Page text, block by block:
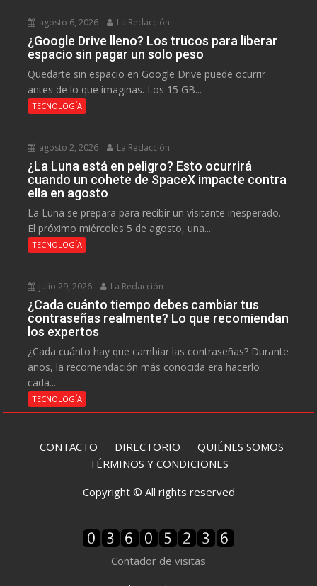
agosto 6, 2026 La Redacción
¿Google Drive lleno? Los trucos para liberar
espacio sin pagar un solo peso
Quedarte sin espacio en Google Drive puede ocurrir
antes de lo que imaginas. Los 15 GB...
TECNOLOGÍA
agosto 2, 2026 La Redacción
¿La Luna está en peligro? Esto ocurrirá
cuando un cohete de SpaceX impacte contra
ella en agosto
La Luna se prepara para recibir un visitante inesperado.
El próximo miércoles 5 de agosto, una...
TECNOLOGÍA
julio 29, 2026 La Redacción
¿Cada cuánto tiempo debes cambiar tus
contraseñas realmente? Lo que recomiendan
los expertos
¿Cada cuánto hay que cambiar las contraseñas? Durante
años, la recomendación más conocida era hacerlo
cada...
TECNOLOGÍA
CONTACTO DIRECTORIO QUIÉNES SOMOS
TÉRMINOS Y CONDICIONES
Copyright © All rights reserved
Contador de visitas